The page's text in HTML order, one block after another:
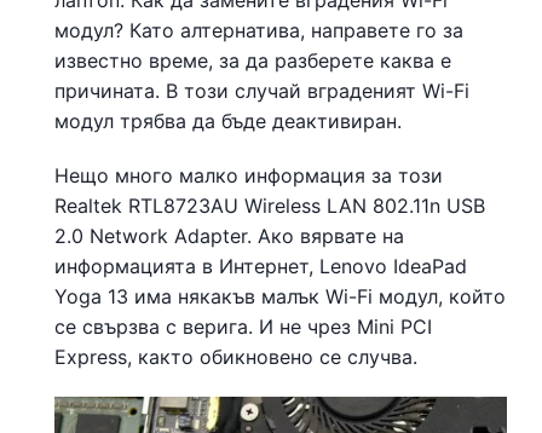
модул? Като алтернатива, направете го за
известно време, за да разберете каква е
причината. В този случай вграденият Wi-Fi
модул трябва да бъде деактивиран.
Нещо много малко информация за този
Realtek RTL8723AU Wireless LAN 802.11n USB
2.0 Network Adapter. Ако вярвате на
информацията в Интернет, Lenovo IdeaPad
Yoga 13 има някакъв малък Wi-Fi модул, който
се свързва с верига. И не чрез Mini PCI
Express, както обикновено се случва.